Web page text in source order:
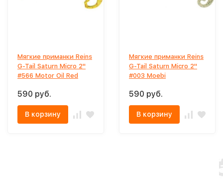
Мягкие приманки Reins
G-Tail Saturn Micro 2"
#566 Motor Oil Red
590 руб.
В корзину
Мягкие приманки Reins
G-Tail Saturn Micro 2"
#003 Moebi
590 руб.
В корзину